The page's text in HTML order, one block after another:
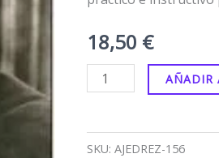
18,50 €
AÑADIR
SKU:AJEDREZ-156